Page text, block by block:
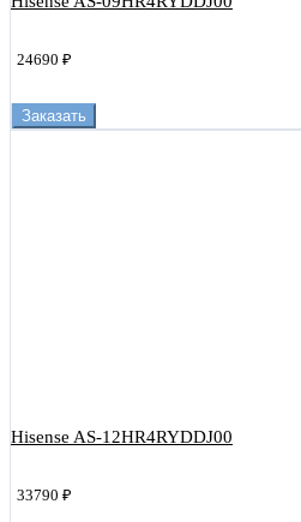
24690 ₽
Заказать
Hisense AS-12HR4RYDDJ00
33790 ₽